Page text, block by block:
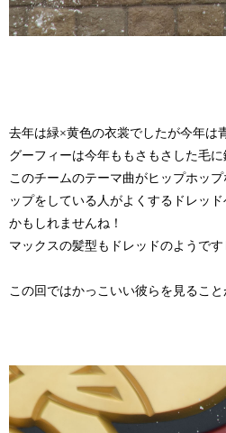
去年は緑×黄色の衣裳でしたが今年は
グーフィーは今年ももさもさした毛
このチームのテーマ曲がヒップホッ
ップをしている人がよくするドレッ
かもしれませんね！
マックスの髪型もドレッドのようです
この回ではかっこいい彼らを見ること